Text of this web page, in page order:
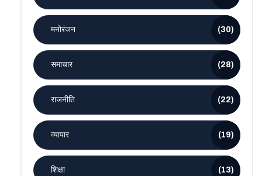
मनोरंजन (30)
समाचार (28)
राजनीति (22)
व्यापार (19)
शिक्षा (13)